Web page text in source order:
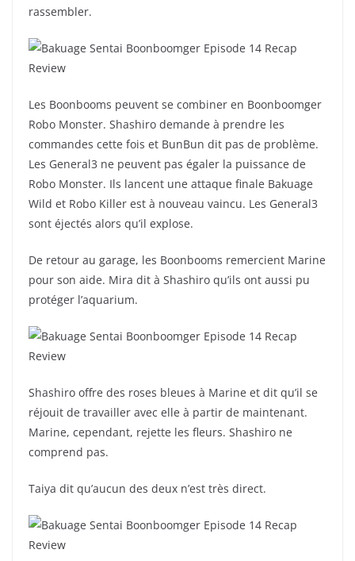
rassembler.
Les Boonbooms peuvent se combiner en Boonboomger
Robo Monster. Shashiro demande à prendre les
commandes cette fois et BunBun dit pas de problème.
Les General3 ne peuvent pas égaler la puissance de
Robo Monster. Ils lancent une attaque finale Bakuage
Wild et Robo Killer est à nouveau vaincu. Les General3
sont éjectés alors qu’il explose.
De retour au garage, les Boonbooms remercient Marine
pour son aide. Mira dit à Shashiro qu’ils ont aussi pu
protéger l’aquarium.
Shashiro offre des roses bleues à Marine et dit qu’il se
réjouit de travailler avec elle à partir de maintenant.
Marine, cependant, rejette les fleurs. Shashiro ne
comprend pas.
Taiya dit qu’aucun des deux n’est très direct.